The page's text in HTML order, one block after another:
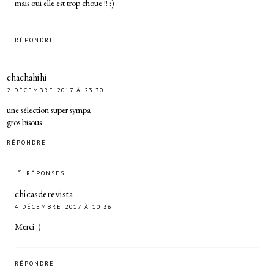
mais oui elle est trop choue !! :)
RÉPONDRE
chachahihi
2 DÉCEMBRE 2017 À 23:30
une sélection super sympa
gros bisous
RÉPONDRE
RÉPONSES
chicasderevista
4 DÉCEMBRE 2017 À 10:36
Merci :)
RÉPONDRE